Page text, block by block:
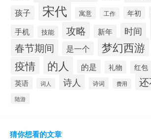
孩子 宋代 寓意 工作 年初
手机
技能 攻略 新年 时间
春节期间 是一个 梦幻西游
疫情 的人 的是 礼物 红包
英语 词人 诗人 诗词 费用
陆游
猜你想看的文章